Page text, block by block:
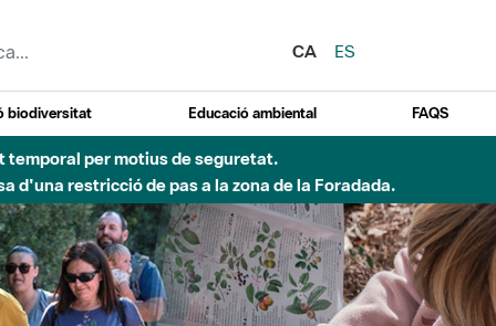
CA
ES
biodiversitat Educació ambiental FAQS